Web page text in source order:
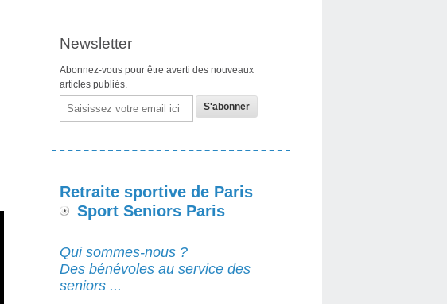
Newsletter
Abonnez-vous pour être averti des nouveaux
articles publiés.
Email
Retraite sportive de Paris
Sport Seniors Paris
Qui sommes-nous ?
Des bénévoles au service des
seniors ...